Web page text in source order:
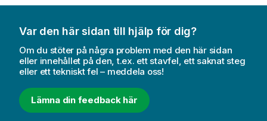
Var den här sidan till hjälp för dig?
Om du stöter på några problem med den här sidan
eller innehållet på den, t.ex. ett stavfel, ett saknat steg
eller ett tekniskt fel – meddela oss!
Lämna din feedback här